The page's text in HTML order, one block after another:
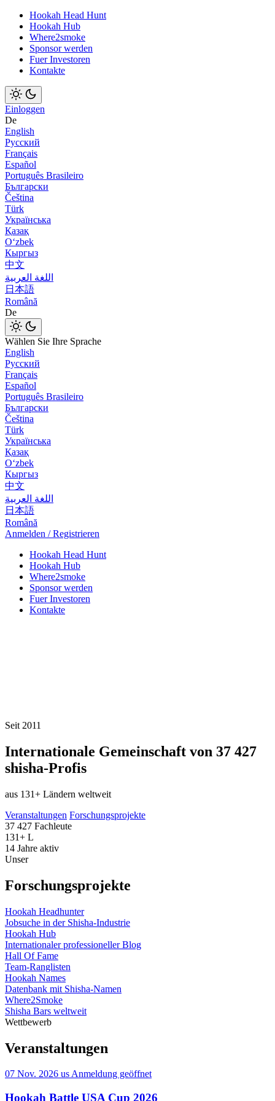
Hookah Head Hunt
Hookah Hub
Where2smoke
Sponsor werden
Fuer Investoren
Kontakte
Einloggen
De
English
Русский
Français
Español
Português Brasileiro
Български
Čeština
Türk
Українська
Қазақ
Оʻzbek
Кыргыз
中文
اللغة العربية
日本語
Română
De
Wählen Sie Ihre Sprache
English
Русский
Français
Español
Português Brasileiro
Български
Čeština
Türk
Українська
Қазақ
Оʻzbek
Кыргыз
中文
اللغة العربية
日本語
Română
Anmelden / Registrieren
Hookah Head Hunt
Hookah Hub
Where2smoke
Sponsor werden
Fuer Investoren
Kontakte
Seit 2011
Internationale Gemeinschaft von 37 427
shisha-Profis
aus 131+ Ländern weltweit
Veranstaltungen Forschungsprojekte
37 427 Fachleute
131+ L
14 Jahre aktiv
Unser
Forschungsprojekte
Hookah Headhunter
Jobsuche in der Shisha-Industrie
Hookah Hub
Internationaler professioneller Blog
Hall Of Fame
Team-Ranglisten
Hookah Names
Datenbank mit Shisha-Namen
Where2Smoke
Shisha Bars weltweit
Wettbewerb
Veranstaltungen
07 Nov. 2026 usAnmeldung geöffnet
Hookah Battle USA Cup 2026